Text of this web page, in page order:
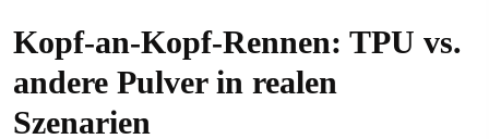
Kopf-an-Kopf-Rennen: TPU vs.
andere Pulver in realen
Szenarien